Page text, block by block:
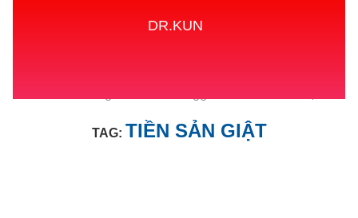
DR.KUN
TAG: TIỀN SẢN GIẬT